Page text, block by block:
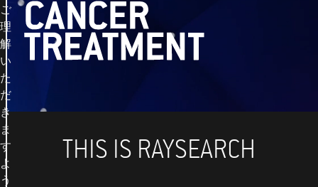
ご
理
解
い
た
だ
き
ま
す
よ
う
THIS IS RAYSEARCH